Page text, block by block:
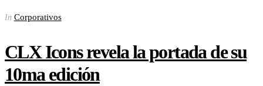
In Corporativos
CLX Icons revela la portada de su
10ma edición